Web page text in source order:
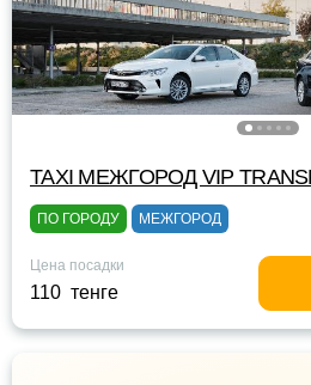
TAXI МЕЖГОРОД VIP
ПО ГОРОДУ МЕЖГОРОД
Цена посадки
110 тенге